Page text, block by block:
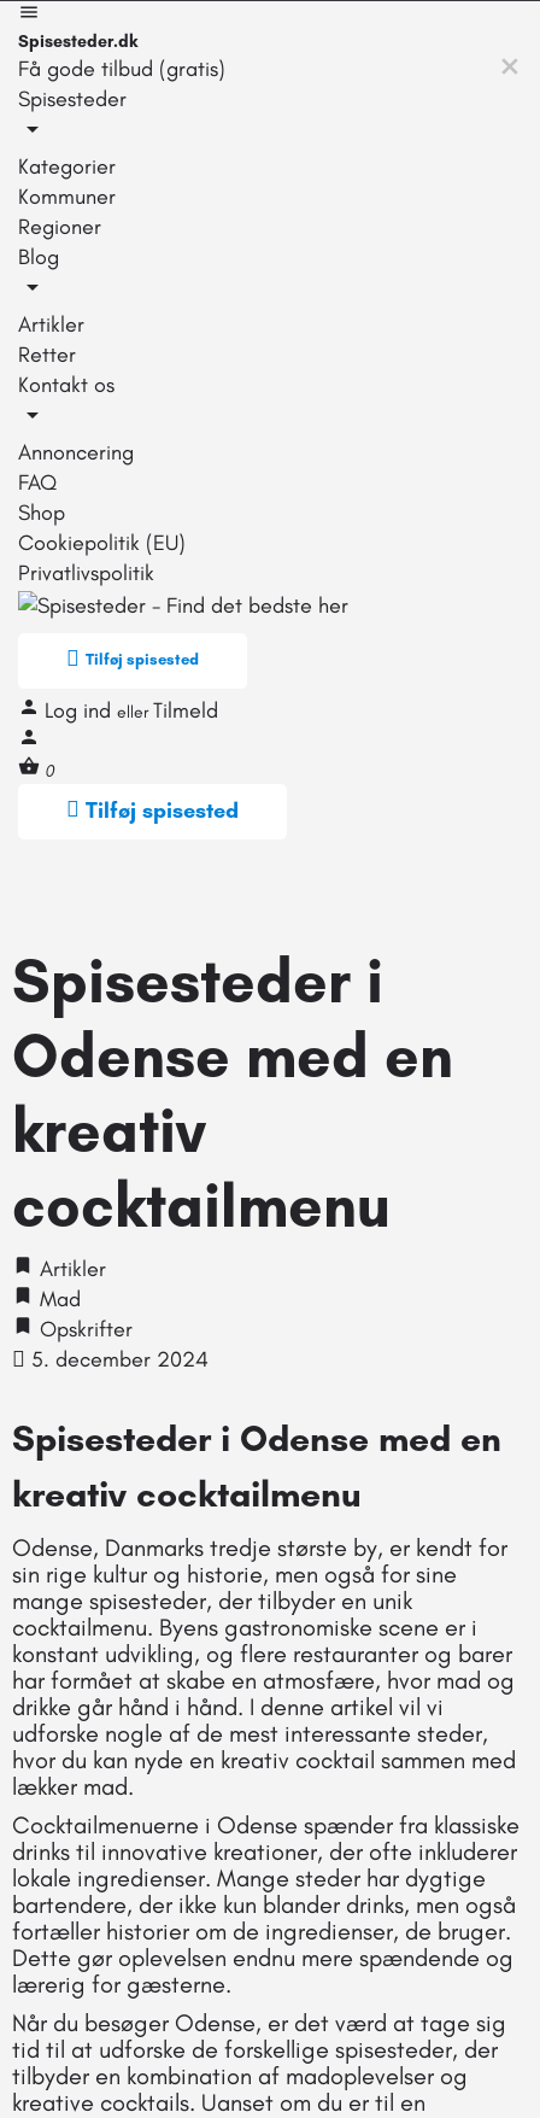
Spisesteder.dk
Få gode tilbud (gratis)
Spisesteder
Kategorier
Kommuner
Regioner
Blog
Artikler
Retter
Kontakt os
Annoncering
FAQ
Shop
Cookiepolitik (EU)
Privatlivspolitik
Tilføj spisested
Log ind eller Tilmeld
0
Tilføj spisested
Spisesteder i
Odense med en
kreativ
cocktailmenu
Artikler
Mad
Opskrifter
5. december 2024
Spisesteder i Odense med en
kreativ cocktailmenu
Odense, Danmarks tredje største by, er kendt for
sin rige kultur og historie, men også for sine
mange spisesteder, der tilbyder en unik
cocktailmenu. Byens gastronomiske scene er i
konstant udvikling, og flere restauranter og barer
har formået at skabe en atmosfære, hvor mad og
drikke går hånd i hånd. I denne artikel vil vi
udforske nogle af de mest interessante steder,
hvor du kan nyde en kreativ cocktail sammen med
lækker mad.
Cocktailmenuerne i Odense spænder fra klassiske
drinks til innovative kreationer, der ofte inkluderer
lokale ingredienser. Mange steder har dygtige
bartendere, der ikke kun blander drinks, men også
fortæller historier om de ingredienser, de bruger.
Dette gør oplevelsen endnu mere spændende og
lærerig for gæsterne.
Når du besøger Odense, er det værd at tage sig
tid til at udforske de forskellige spisesteder, der
tilbyder en kombination af madoplevelser og
kreative cocktails. Uanset om du er til en